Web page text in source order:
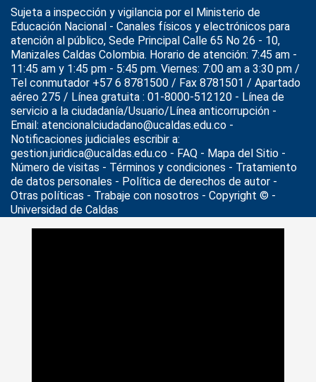
Sujeta a inspección y vigilancia por el Ministerio de
Educación Nacional - Canales físicos y electrónicos para
atención al público, Sede Principal Calle 65 No 26 - 10,
Manizales Caldas Colombia. Horario de atención: 7:45 am -
11:45 am y 1:45 pm - 5:45 pm. Viernes: 7:00 am a 3:30 pm /
Tel conmutador +57 6 8781500 / Fax 8781501 / Apartado
aéreo 275 / Línea gratuita : 01-8000-512120 - Línea de
servicio a la ciudadanía/Usuario/Línea anticorrupción -
Email: atencionalciudadano@ucaldas.edu.co -
Notificaciones judiciales escribir a:
gestion.juridica@ucaldas.edu.co - FAQ - Mapa del Sitio -
Número de visitas - Términos y condiciones - Tratamiento
de datos personales - Política de derechos de autor -
Otras políticas - Trabaje con nosotros - Copyright © -
Universidad de Caldas